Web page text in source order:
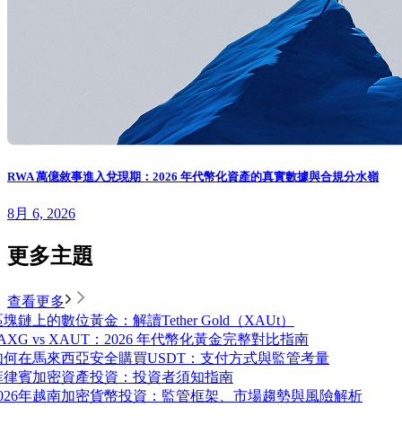
RWA 萬億敘事進入兌現期：2026 年代幣化資產的真實數據與合規分水嶺
8月 6, 2026
更多主題
查看更多
塊鏈上的數位黃金：解讀Tether Gold（XAUt）
vs XAUT：2026 年代幣化黃金完整對比指南
何在馬來西亞安全購買USDT：支付方式與監管考量
律賓加密資產投資：投資者須知指南
年越南加密貨幣投資：監管框架、市場趨勢與風險解析